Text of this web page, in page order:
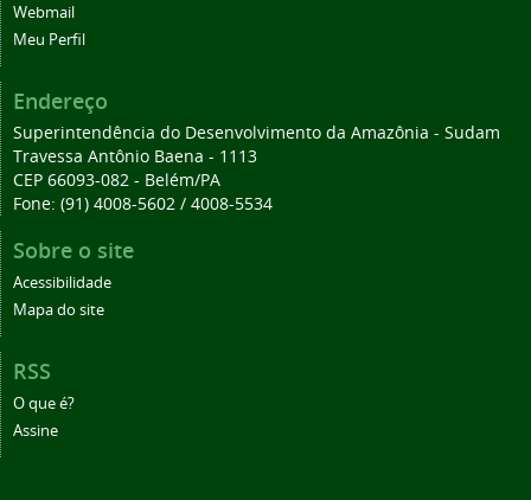
Webmail
Meu Perfil
Endereço
Superintendência do Desenvolvimento da Amazônia - Sudam
Travessa Antônio Baena - 1113
CEP 66093-082 - Belém/PA
Fone: (91) 4008-5602 / 4008-5534
Sobre o site
Acessibilidade
Mapa do site
RSS
O que é?
Assine